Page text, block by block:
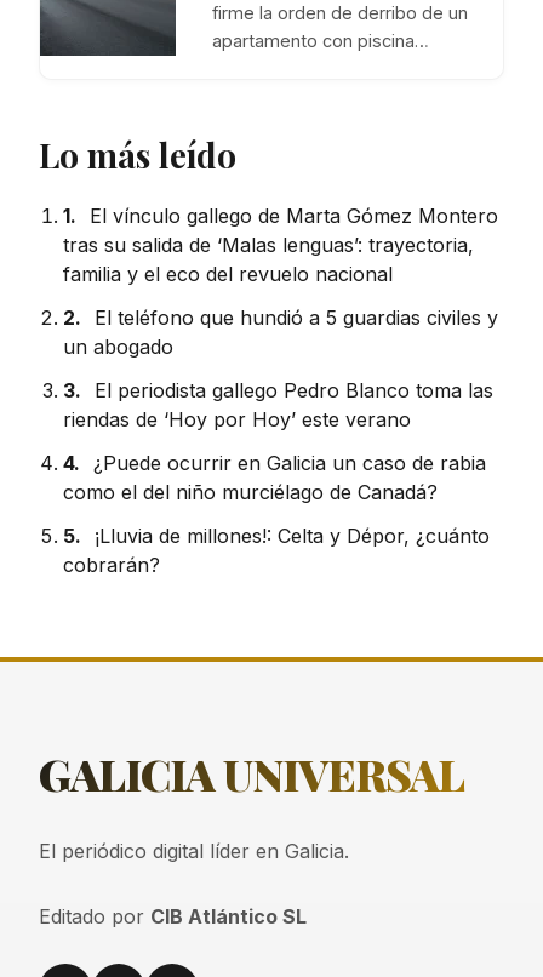
firme la orden de derribo de un
apartamento con piscina…
Lo más leído
1.
El vínculo gallego de Marta Gómez Montero
tras su salida de ‘Malas lenguas’: trayectoria,
familia y el eco del revuelo nacional
2.
El teléfono que hundió a 5 guardias civiles y
un abogado
3.
El periodista gallego Pedro Blanco toma las
riendas de ‘Hoy por Hoy’ este verano
4.
¿Puede ocurrir en Galicia un caso de rabia
como el del niño murciélago de Canadá?
5.
¡Lluvia de millones!: Celta y Dépor, ¿cuánto
cobrarán?
GALICIAUNIVERSAL
El periódico digital líder en Galicia.
Editado por CIB Atlántico SL